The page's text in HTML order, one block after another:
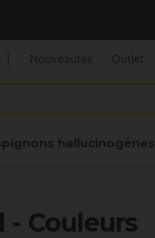
hallucinogènes
Nouveautés Outlet
- Couleurs